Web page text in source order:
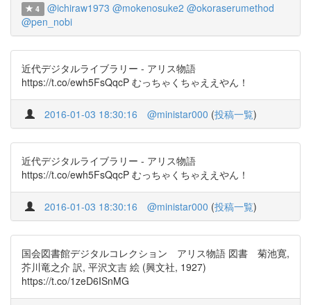
4 @ichiraw1973 @mokenosuke2 @okoraserumethod
@pen_nobi
近代デジタルライブラリー - アリス物語
https://t.co/ewh5FsQqcP むっちゃくちゃええやん！
2016-01-03 18:30:16 @ministar000 (投稿一覧)
近代デジタルライブラリー - アリス物語
https://t.co/ewh5FsQqcP むっちゃくちゃええやん！
2016-01-03 18:30:16 @ministar000 (投稿一覧)
国会図書館デジタルコレクション アリス物語 図書 菊池寛,
芥川竜之介 訳, 平沢文吉 絵 (興文社, 1927)
https://t.co/1zeD6ISnMG